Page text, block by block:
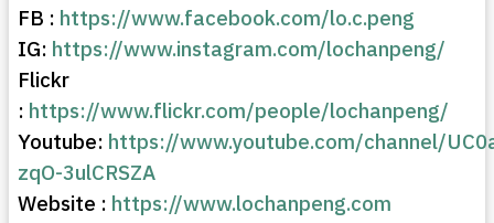
FB :https://www.facebook.com/lo.c.peng
IG:https://www.instagram.com/lochanpeng/
Flickr
:https://www.flickr.com/people/lochanpeng/
Youtube:https://www.youtube.com/channel/
zqO-3ulCRSZA
Website :https://www.lochanpeng.com